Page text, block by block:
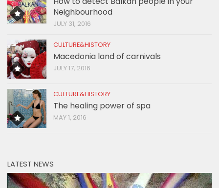
Neighbourhood
JULY 31, 2016
CULTURE&HISTORY
Macedonia land of carnivals
JULY 17, 2016
CULTURE&HISTORY
The healing power of spa
MAY 1, 2016
LATEST NEWS